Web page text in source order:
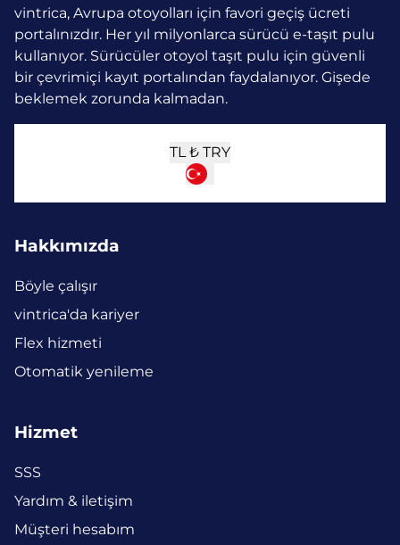
vintrica, Avrupa otoyolları için favori geçiş ücreti
portalınızdır. Her yıl milyonlarca sürücü e-taşıt pulu
kullanıyor. Sürücüler otoyol taşıt pulu için güvenli
bir çevrimiçi kayıt portalından faydalanıyor. Gişede
beklemek zorunda kalmadan.
TL ₺ TRY
Hakkımızda
Böyle çalışır
vintrica'da kariyer
Flex hizmeti
Otomatik yenileme
Hizmet
SSS
Yardım & iletişim
Müşteri hesabım